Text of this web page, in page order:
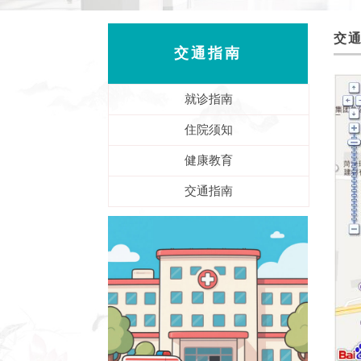
交通指南
就诊指南
住院须知
健康教育
交通指南
交